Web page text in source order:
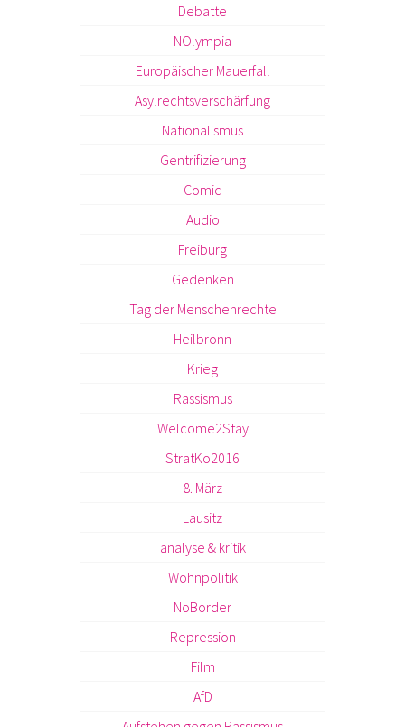
Debatte
NOlympia
Europäischer Mauerfall
Asylrechtsverschärfung
Nationalismus
Gentrifizierung
Comic
Audio
Freiburg
Gedenken
Tag der Menschenrechte
Heilbronn
Krieg
Rassismus
Welcome2Stay
StratKo2016
8. März
Lausitz
analyse & kritik
Wohnpolitik
NoBorder
Repression
Film
AfD